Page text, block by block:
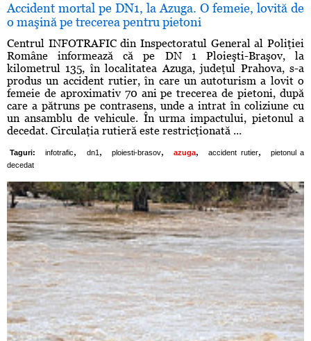
Accident mortal pe DN1, la Azuga. O femeie, lovită de
o maşină pe trecerea pentru pietoni
Centrul INFOTRAFIC din Inspectoratul General al Poliţiei
Române informează că pe DN 1 Ploieşti-Braşov, la
kilometrul 135, în localitatea Azuga, judeţul Prahova, s-a
produs un accident rutier, în care un autoturism a lovit o
femeie de aproximativ 70 ani pe trecerea de pietoni, după
care a pătruns pe contrasens, unde a intrat în coliziune cu
un ansamblu de vehicule. În urma impactului, pietonul a
decedat. Circulaţia rutieră este restricţionată ...
Taguri: infotrafic, dn1, ploiesti-brasov, azuga, accident rutier,
pietonul a
decedat